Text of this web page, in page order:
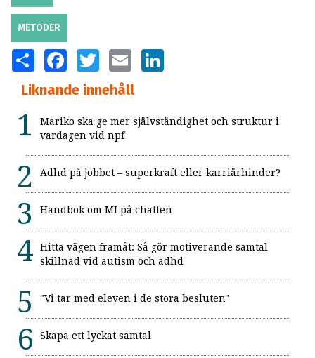
METODER
SHARE FACEBOOKTWITTER EMAIL
Liknande innehåll
Mariko ska ge mer självständighet och struktur i
vardagen vid npf
Adhd på jobbet – superkraft eller karriärhinder?
Handbok om MI på chatten
Hitta vägen framåt: Så gör motiverande samtal
skillnad vid autism och adhd
"Vi tar med eleven i de stora besluten"
Skapa ett lyckat samtal